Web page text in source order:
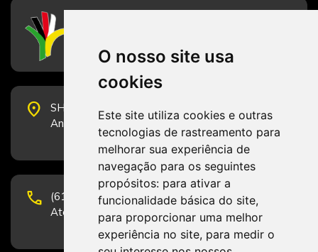
O nosso site usa
cookies
Este site utiliza cookies e outras
tecnologias de rastreamento para
melhorar sua experiência de
navegação para os seguintes
propósitos: para ativar a
funcionalidade básica do site,
para proporcionar uma melhor
experiência no site, para medir o
place
SHS Quadra 6, Bloco E, Complexo Brasil 21, 20º
Andar, Sala 2001 - CEP 70322-915 - Brasília/DF
phone
(61) 3223-1652 e (61) 98131-3801.
Atendimento por telefone em horário comercial